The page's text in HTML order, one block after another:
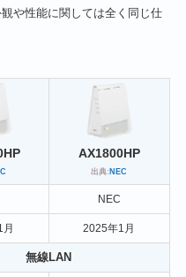
や性能に関しては全く同じ仕
AX1800HP
出典: NEC
NEC
月 2025年1月
無線LAN